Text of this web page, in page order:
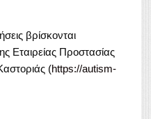
βρίσκονται
Εταιρείας Προστασίας
(https://autism-